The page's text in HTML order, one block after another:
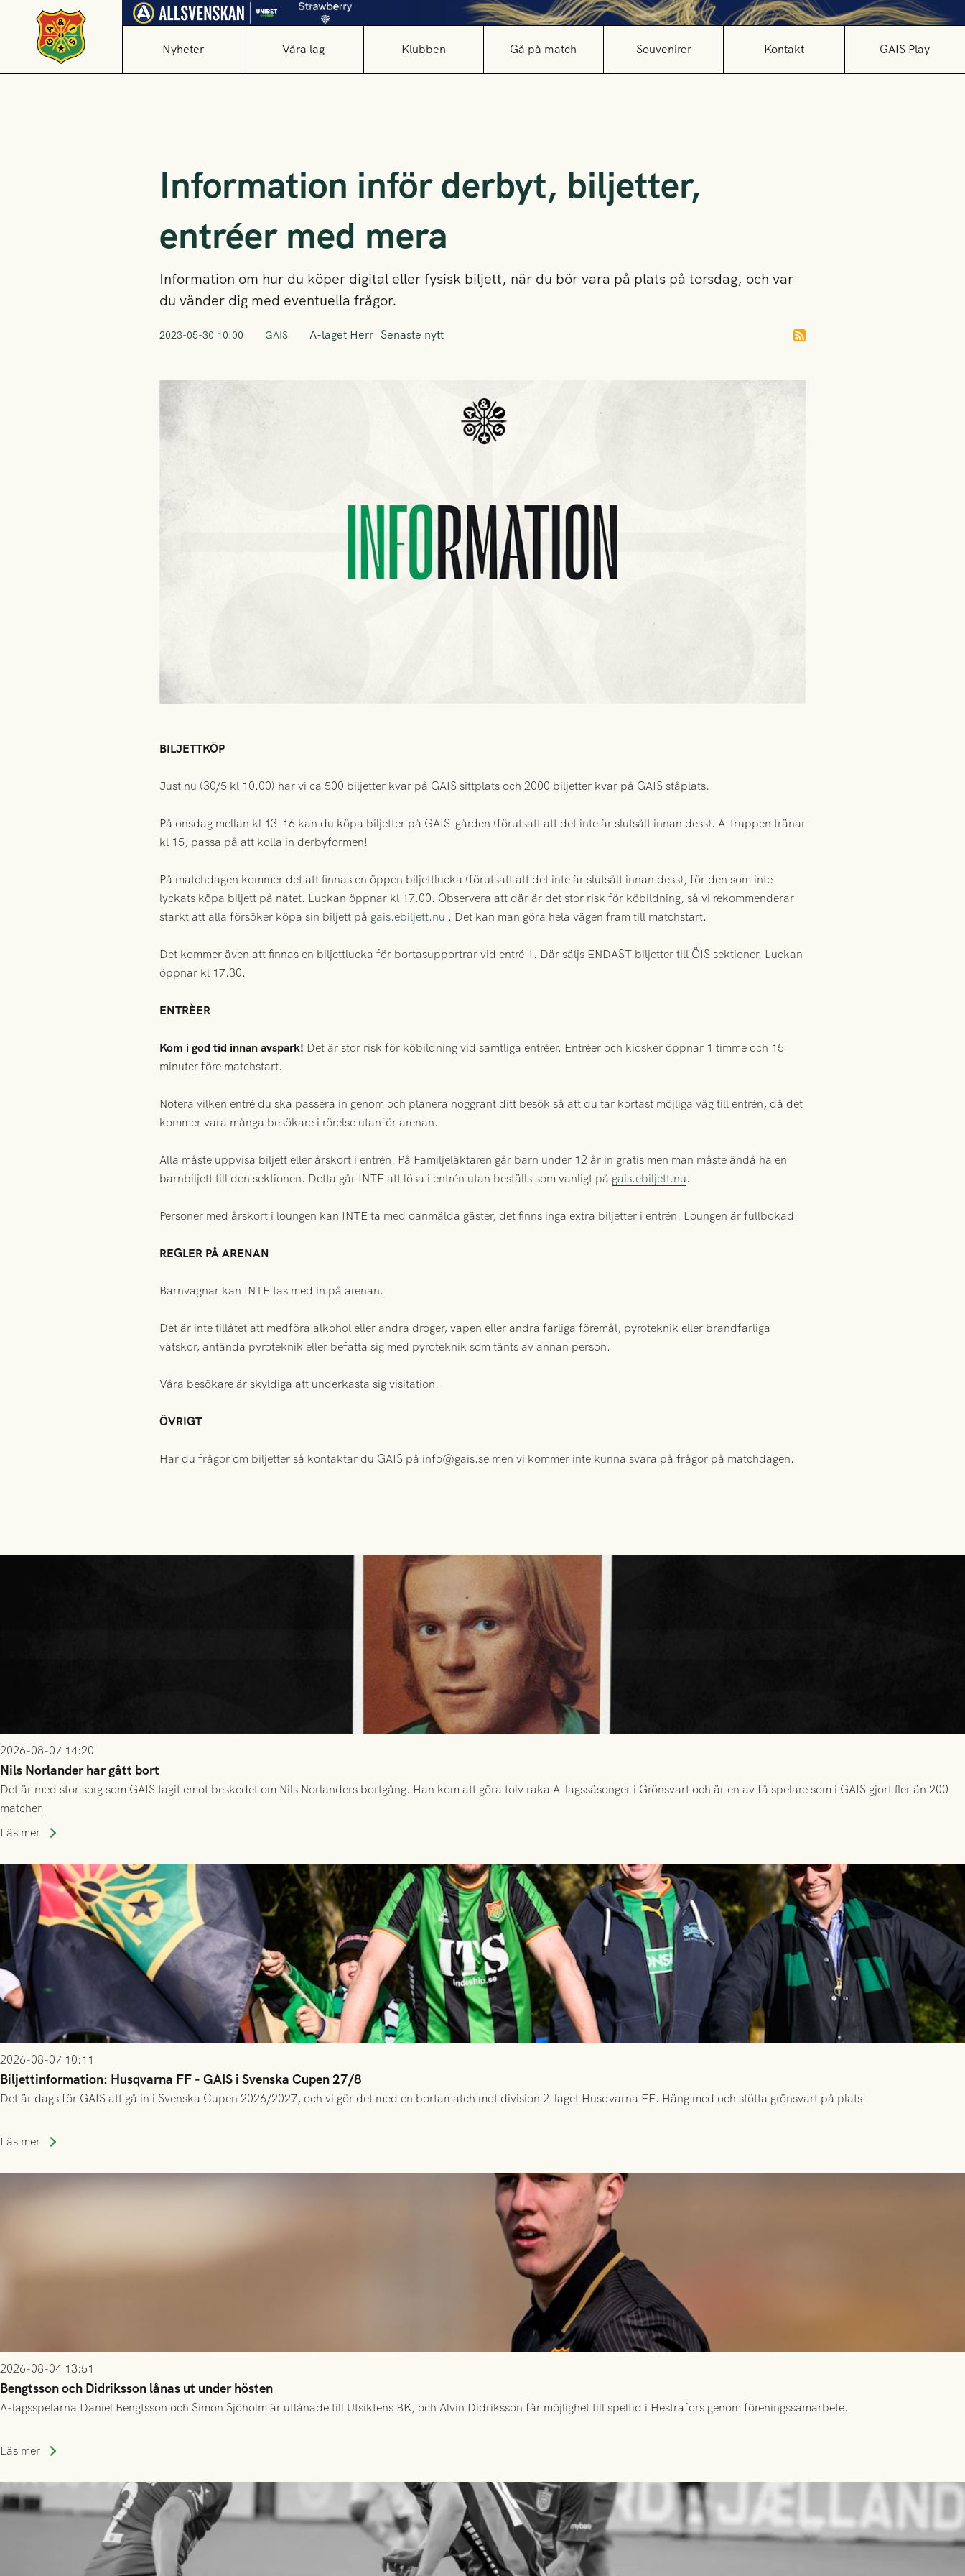
Nyheter Våra lag Klubben Gå på match Souvenirer Kontakt GAIS Play
Information inför derbyt, biljetter,
entréer med mera
Information om hur du köper digital eller fysisk biljett, när du bör vara på plats på torsdag, och var
du vänder dig med eventuella frågor.
2023-05-30 10:00 GAIS A-laget Herr Senaste nytt
BILJETTKÖP
Just nu (30/5 kl 10.00) har vi ca 500 biljetter kvar på GAIS sittplats och 2000 biljetter kvar på GAIS ståplats.
På onsdag mellan kl 13-16 kan du köpa biljetter på GAIS-gården (förutsatt att det inte är slutsålt innan dess). A-truppen tränar
kl 15, passa på att kolla in derbyformen!
På matchdagen kommer det att finnas en öppen biljettlucka (förutsatt att det inte är slutsålt innan dess), för den som inte
lyckats köpa biljett på nätet. Luckan öppnar kl 17.00. Observera att där är det stor risk för köbildning, så vi rekommenderar
starkt att alla försöker köpa sin biljett på gais.ebiljett.nu . Det kan man göra hela vägen fram till matchstart.
Det kommer även att finnas en biljettlucka för bortasupportrar vid entré 1. Där säljs ENDAST biljetter till ÖIS sektioner. Luckan
öppnar kl 17.30.
ENTRÈER
Kom i god tid innan avspark! Det är stor risk för köbildning vid samtliga entréer. Entréer och kiosker öppnar 1 timme och 15
minuter före matchstart.
Notera vilken entré du ska passera in genom och planera noggrant ditt besök så att du tar kortast möjliga väg till entrén, då det
kommer vara många besökare i rörelse utanför arenan.
Alla måste uppvisa biljett eller årskort i entrén. På Familjeläktaren går barn under 12 år in gratis men man måste ändå ha en
barnbiljett till den sektionen. Detta går INTE att lösa i entrén utan beställs som vanligt på gais.ebiljett.nu.
Personer med årskort i loungen kan INTE ta med oanmälda gäster, det finns inga extra biljetter i entrén. Loungen är fullbokad!
REGLER PÅ ARENAN
Barnvagnar kan INTE tas med in på arenan.
Det är inte tillåtet att medföra alkohol eller andra droger, vapen eller andra farliga föremål, pyroteknik eller brandfarliga
vätskor, antända pyroteknik eller befatta sig med pyroteknik som tänts av annan person.
Våra besökare är skyldiga att underkasta sig visitation.
ÖVRIGT
Har du frågor om biljetter så kontaktar du GAIS på info@gais.se men vi kommer inte kunna svara på frågor på matchdagen.
2026-08-07 14:20
Nils Norlander har gått bort
Det är med stor sorg som GAIS tagit emot beskedet om Nils Norlanders bortgång. Han kom att göra tolv raka A-lagssäsonger i Grönsvart och är en av få spelare som i GAIS gjort fler än 200
matcher.
Läs mer
2026-08-07 10:11
Biljettinformation: Husqvarna FF - GAIS i Svenska Cupen 27/8
Det är dags för GAIS att gå in i Svenska Cupen 2026/2027, och vi gör det med en bortamatch mot division 2-laget Husqvarna FF. Häng med och stötta grönsvart på plats!
Läs mer
2026-08-04 13:51
Bengtsson och Didriksson lånas ut under hösten
A-lagsspelarna Daniel Bengtsson och Simon Sjöholm är utlånade till Utsiktens BK, och Alvin Didriksson får möjlighet till speltid i Hestrafors genom föreningssamarbete.
Läs mer